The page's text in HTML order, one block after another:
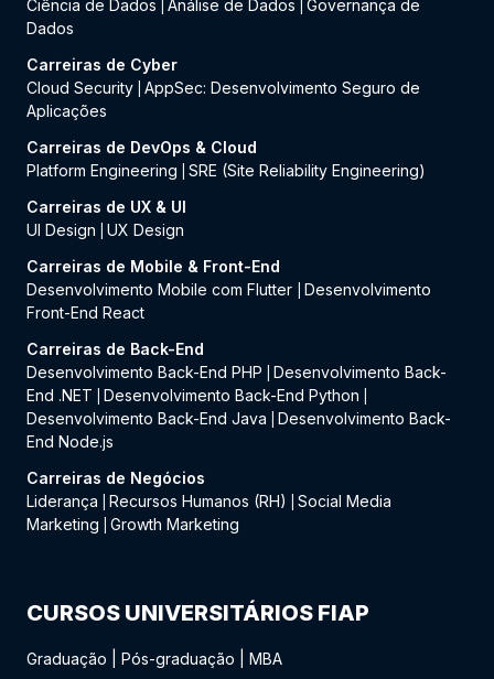
Ciência de Dados
Análise de Dados
Governança de
Dados
Carreiras de Cyber
Cloud Security AppSec: Desenvolvimento Seguro de
Aplicações
Carreiras de DevOps & Cloud
Platform Engineering
SRE (Site Reliability Engineering)
Carreiras de UX & UI
UI Design
UX Design
Carreiras de Mobile & Front-End
Desenvolvimento Mobile com Flutter
Desenvolvimento
Front-End React
Carreiras de Back-End
Desenvolvimento Back-End PHP
Desenvolvimento Back-
End .NET
Desenvolvimento Back-End Python
Desenvolvimento Back-End Java
Desenvolvimento Back-
End Node.js
Carreiras de Negócios
Liderança
Recursos Humanos (RH)
Social Media
Marketing
Growth Marketing
CURSOS UNIVERSITÁRIOS FIAP
Graduação Pós-graduação MBA